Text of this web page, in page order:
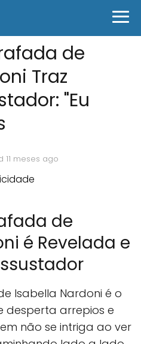
de
Traz
"Eu
11 meses ago
de
é Revelada e
Isabella Nardoni é o
desperta arrepios e
não se intriga ao ver